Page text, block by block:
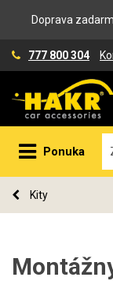
Doprava
777 800 304
Ponuka
Kity